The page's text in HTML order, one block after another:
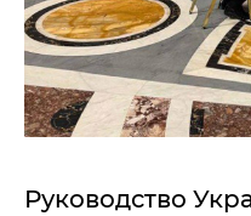
Руководство